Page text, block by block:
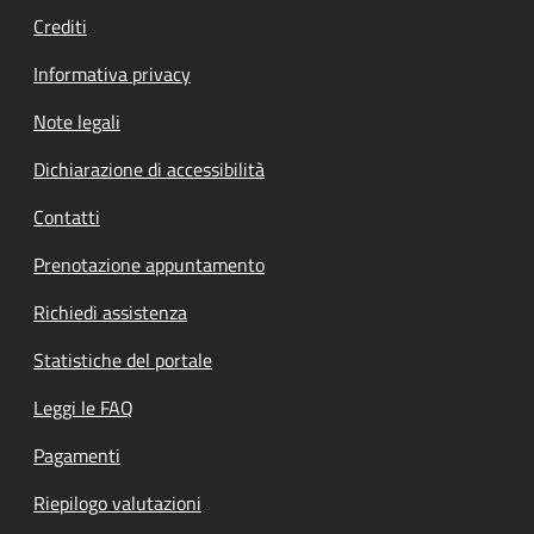
Crediti
Informativa privacy
Note legali
Dichiarazione di accessibilità
Contatti
Prenotazione appuntamento
Richiedi assistenza
Statistiche del portale
Leggi le FAQ
Pagamenti
Riepilogo valutazioni